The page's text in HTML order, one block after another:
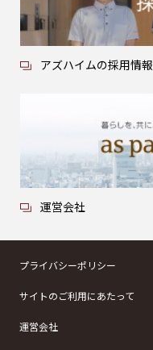
アズハイムの採用情報
運営会社
プライバシーポリシー
サイトのご利用にあたって
運営会社